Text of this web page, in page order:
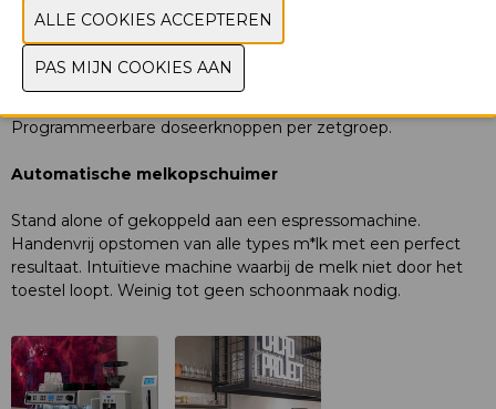
Multiboiler espressomachine
Gepatenteerde technologie met onafhankelijk stoomboiler
Programmeerbare doseerknoppen per zetgroep.
Automatische melkopschuimer
Stand alone of gekoppeld aan een espressomachine.
Handenvrij opstomen van alle types m*lk met een perfect
resultaat. Intuïtieve machine waarbij de melk niet door het
toestel loopt. Weinig tot geen schoonmaak nodig.